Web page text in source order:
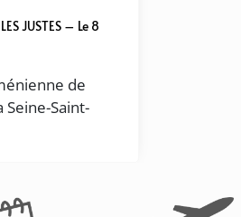
JUSTES – Le 8
de
Seine-Saint-